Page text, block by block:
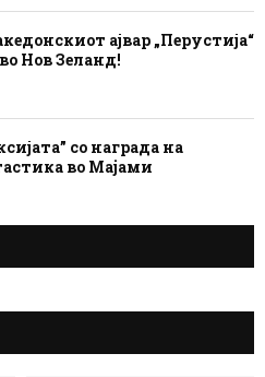
ајвар „Перустија“
Нов Зеланд!
со награда на
во Мајами